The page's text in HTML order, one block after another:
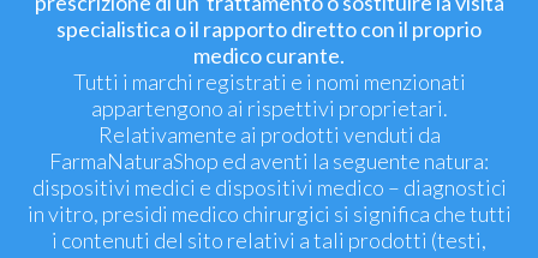
specialistica o il rapporto diretto con il proprio
medico curante.
Tutti i marchi registrati e i nomi menzionati
appartengono ai rispettivi proprietari.
Relativamente ai prodotti venduti da
FarmaNaturaShop ed aventi la seguente natura:
dispositivi medici e dispositivi medico – diagnostici
in vitro, presidi medico chirurgici si significa che tutti
i contenuti del sito relativi a tali prodotti (testi,